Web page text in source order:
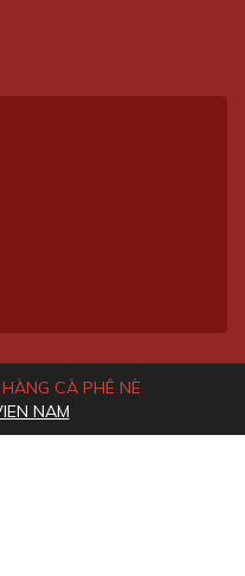
CÀ PHÊ NÈ
NAM